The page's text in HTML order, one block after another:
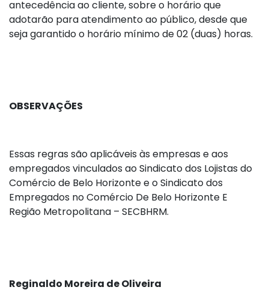
antecedência ao cliente, sobre o horário que
adotarão para atendimento ao público, desde que
seja garantido o horário mínimo de 02 (duas) horas.
OBSERVAÇÕES
Essas regras são aplicáveis às empresas e aos
empregados vinculados ao Sindicato dos Lojistas do
Comércio de Belo Horizonte e o Sindicato dos
Empregados no Comércio De Belo Horizonte E
Região Metropolitana – SECBHRM.
Reginaldo Moreira de Oliveira